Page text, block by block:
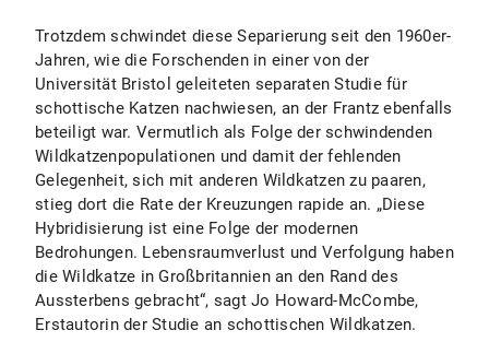
Trotzdem schwindet diese Separierung seit den 1960er-
Jahren, wie die Forschenden in einer von der
Universität Bristol geleiteten separaten Studie für
schottische Katzen nachwiesen, an der Frantz ebenfalls
beteiligt war. Vermutlich als Folge der schwindenden
Wildkatzenpopulationen und damit der fehlenden
Gelegenheit, sich mit anderen Wildkatzen zu paaren,
stieg dort die Rate der Kreuzungen rapide an. „Diese
Hybridisierung ist eine Folge der modernen
Bedrohungen. Lebensraumverlust und Verfolgung haben
die Wildkatze in Großbritannien an den Rand des
Aussterbens gebracht“, sagt Jo Howard-McCombe,
Erstautorin der Studie an schottischen Wildkatzen.